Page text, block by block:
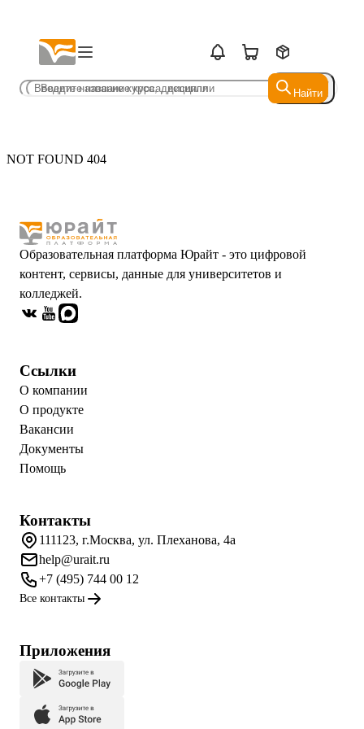
Найти
Найти
NOT FOUND 404
Образовательная платформа Юрайт - это цифровой
контент, сервисы, данные для университетов и
колледжей.
Ссылки
О компании
О продукте
Вакансии
Документы
Помощь
Контакты
111123, г.Москва, ул. Плеханова, 4а
help@urait.ru
+7 (495) 744 00 12
Все контакты
Приложения